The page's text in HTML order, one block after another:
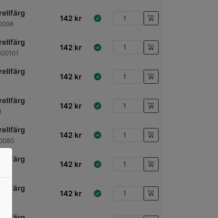
142 kr
142 kr
142 kr
142 kr
142 kr
142 kr
142 kr